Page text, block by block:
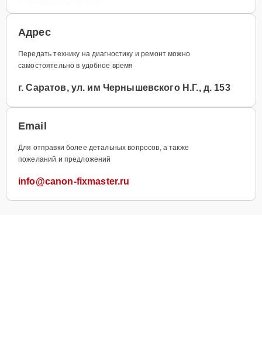
Адрес
Передать технику на диагностику и ремонт можно
самостоятельно в удобное время
г. Саратов, ул. им Чернышевского Н.Г., д. 153
Email
Для отправки более детальных вопросов, а также
пожеланий и предложений
info@canon-fixmaster.ru